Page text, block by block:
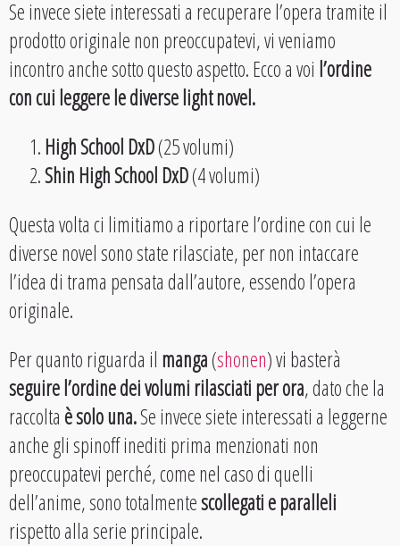
Se invece siete interessati a recuperare l’opera tramite il
prodotto originale non preoccupatevi, vi veniamo
incontro anche sotto questo aspetto. Ecco a voi l’ordine
con cui leggere le diverse light novel.
High School DxD(25 volumi)
Shin High School DxD(4 volumi)
Questa volta ci limitiamo a riportare l’ordine con cui le
diverse novel sono state rilasciate, per non intaccare
l’idea di trama pensata dall’autore, essendo l’opera
originale.
Per quanto riguarda il manga(shonen) vi basterà
seguire l’ordine dei volumi rilasciati per ora, dato che la
raccoltaè solo una.Se invece siete interessati a leggerne
anche gli spinoff inediti prima menzionati non
preoccupatevi perché, come nel caso di quelli
dell’anime, sono totalmentescollegati e paralleli
rispetto alla serie principale.